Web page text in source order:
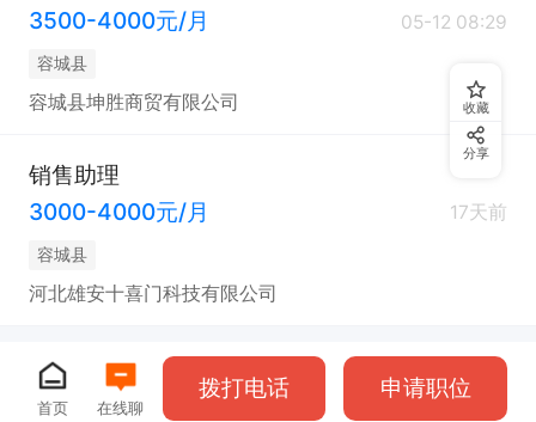
3500-4000元/月
05-12 08:29
容城县
容城县坤胜商贸有限公司
销售助理
3000-4000元/月
17天前
容城县
河北雄安十喜门科技有限公司
收藏
分享
首页 在线聊
拨打电话 申请职位